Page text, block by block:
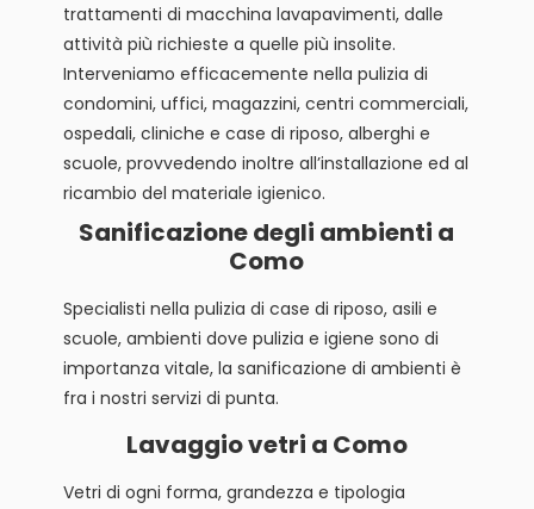
trattamenti di macchina lavapavimenti, dalle
attività più richieste a quelle più insolite.
Interveniamo efficacemente nella pulizia di
condomini, uffici, magazzini, centri commerciali,
ospedali, cliniche e case di riposo, alberghi e
scuole, provvedendo inoltre all’installazione ed al
ricambio del materiale igienico.
Sanificazione degli ambienti a
Como
Specialisti nella pulizia di case di riposo, asili e
scuole, ambienti dove pulizia e igiene sono di
importanza vitale, la sanificazione di ambienti è
fra i nostri servizi di punta.
Lavaggio vetri a Como
Vetri di ogni forma, grandezza e tipologia